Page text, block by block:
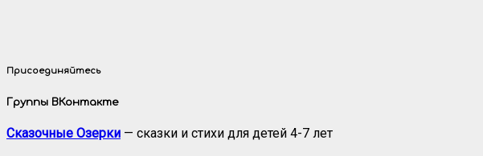
Присоединяйтесь
Группы ВКонтакте
Сказочные Озерки — сказки и стихи для детей 4-7 лет